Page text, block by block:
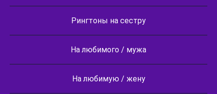
Рингтоны на сестру
На любимого / мужа
На любимую / жену